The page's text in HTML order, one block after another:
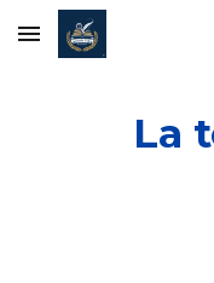
Skip to main content
La